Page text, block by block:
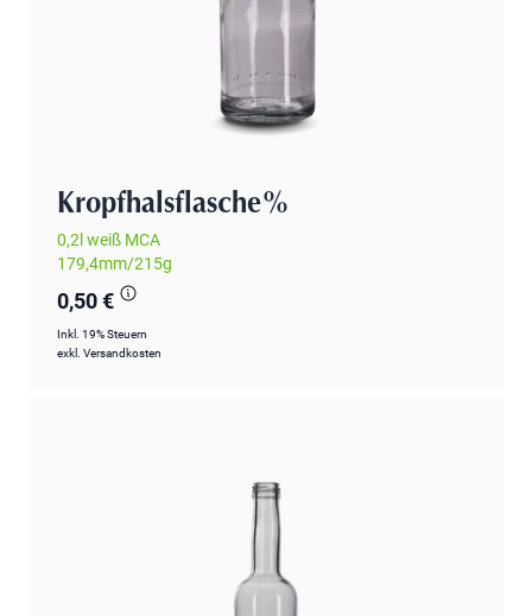
Kropfhalsflasche%
0,2l weiß MCA
179,4mm/215g
0,50 €
Inkl. 19% Steuern
exkl. Versandkosten